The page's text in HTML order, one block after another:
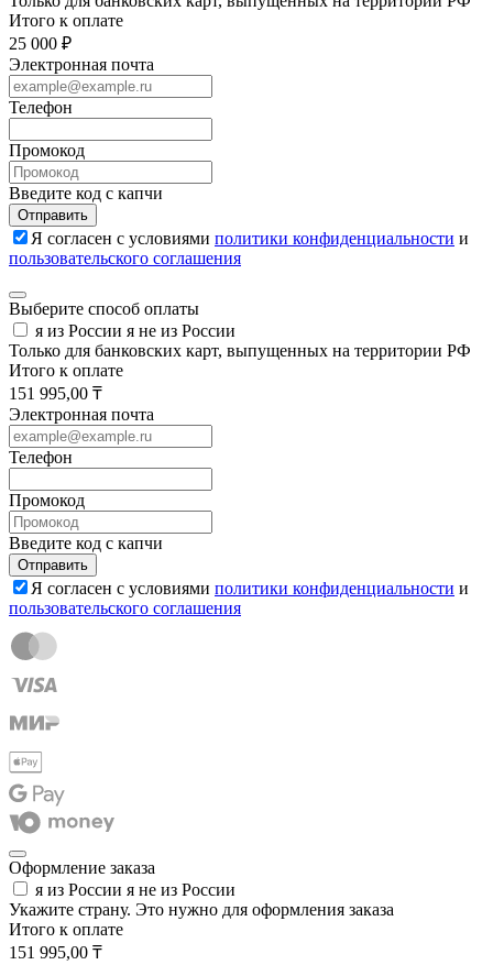
Итого к оплате
25 000 ₽
Электронная почта
Телефон
Промокод
Введите код с капчи
Отправить
Я согласен с условиями политики конфиденциальности и
пользовательского соглашения
Выберите способ оплаты
я из России я не из России
Только для банковских карт, выпущенных на территории РФ
Итого к оплате
151 995,00 ₸
Электронная почта
Телефон
Промокод
Введите код с капчи
Отправить
Я согласен с условиями политики конфиденциальности и
пользовательского соглашения
Оформление заказа
я из России я не из России
Укажите страну. Это нужно для оформления заказа
Итого к оплате
151 995,00 ₸